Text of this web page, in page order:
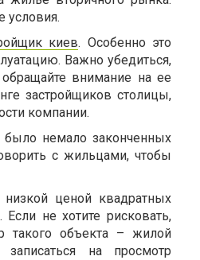
условия.
киев. Особенно это
Важно убедиться,
внимание на ее
застройщиков столицы,
компании.
немало законченных
с жильцами, чтобы
ценой квадратных
не хотите рисковать,
такого объекта – жилой
на просмотр